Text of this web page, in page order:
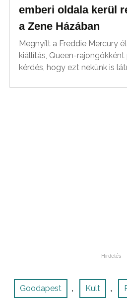
emberi oldala kerül
a Zene Házában
Megnyílt a Freddie Mercury
kiállítás, Queen-
kérdés, hogy ezt nekünk is
Goodapest , Kult ,